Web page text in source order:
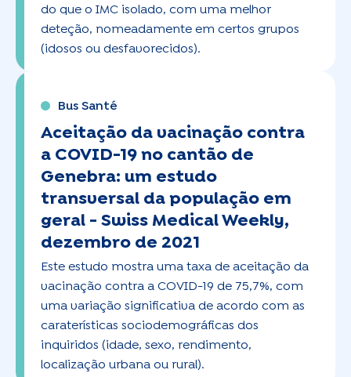
do que o IMC isolado, com uma melhor
deteção, nomeadamente em certos grupos
(idosos ou desfavorecidos).
Bus Santé
Aceitação da vacinação contra
a COVID-19 no cantão de
Genebra: um estudo
transversal da população em
geral - Swiss Medical Weekly,
dezembro de 2021
Este estudo mostra uma taxa de aceitação da
vacinação contra a COVID-19 de 75,7%, com
uma variação significativa de acordo com as
caraterísticas sociodemográficas dos
inquiridos (idade, sexo, rendimento,
localização urbana ou rural).